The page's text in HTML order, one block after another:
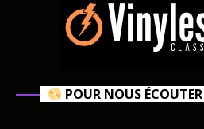
POUR NOUS